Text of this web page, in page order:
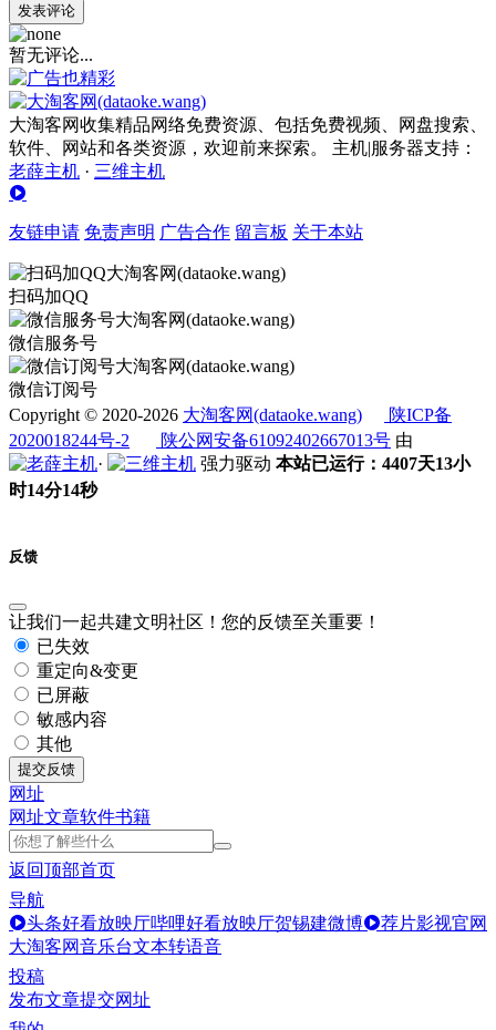
发表评论
暂无评论...
大淘客网收集精品网络免费资源、包括免费视频、网盘搜索、
软件、网站和各类资源，欢迎前来探索。 主机|服务器支持：
老薛主机 · 三维主机
友链申请 免责声明 广告合作 留言板 关于本站
扫码加QQ
微信服务号
微信订阅号
Copyright © 2020-2026 大淘客网(dataoke.wang)
陕ICP备
2020018244号-2
陕公网安备61092402667013号 由
·
强力驱动 本站已运行：4407天13小
时14分14秒
反馈
让我们一起共建文明社区！您的反馈至关重要！
已失效
重定向&变更
已屏蔽
敏感内容
其他
提交反馈
网址
网址文章软件书籍
返回顶部首页
导航
头条好看放映厅哔哩好看放映厅贺锡建微博
荐片影视官网
大淘客网音乐台文本转语音
投稿
发布文章提交网址